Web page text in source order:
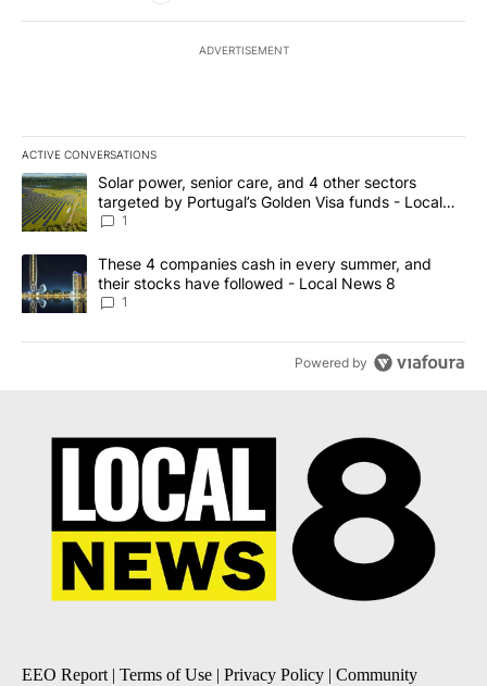
ADVERTISEMENT
ACTIVE CONVERSATIONS
The following is a list of the most commented articles in the last
A trending article titled "Solar power, senior care, and 4 other
Solar power, senior care, and 4 other sectors
targeted by Portugal’s Golden Visa funds - Local
News 8
1
A trending article titled "These 4 companies cash in every
These 4 companies cash in every summer, and
their stocks have followed - Local News 8
1
Powered by
EEO Report| Terms of Use | Privacy Policy | Community